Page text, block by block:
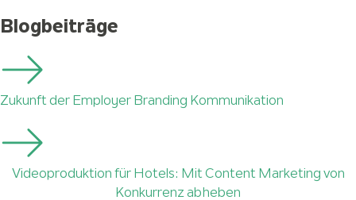
Blogbeiträge
Zukunft der Employer Branding Kommunikation
Videoproduktion für Hotels: Mit Content Marketing von
Konkurrenz abheben